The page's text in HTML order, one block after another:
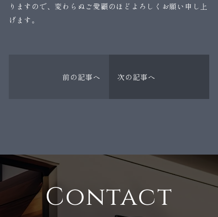
りますので、変わらぬご愛顧のほどよろしくお願い申し上
げます。
前の記事へ 次の記事へ
Contact